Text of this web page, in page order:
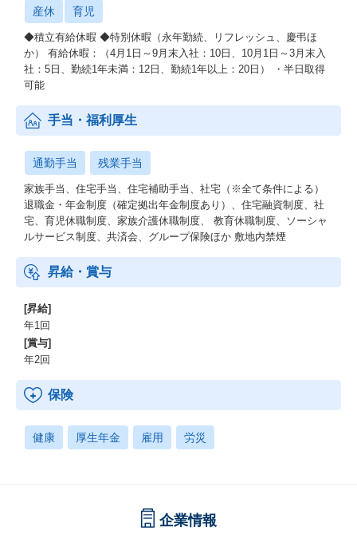
産休 育児
◆積立有給休暇 ◆特別休暇（永年勤続、リフレッシュ、慶弔ほ
か） 有給休暇：（4月1日～9月末入社：10日、10月1日～3月末入
社：5日、勤続1年未満：12日、勤続1年以上：20日） ・半日取得
可能
手当・福利厚生
通勤手当 残業手当
家族手当、住宅手当、住宅補助手当、社宅（※全て条件による）
退職金・年金制度（確定拠出年金制度あり）、住宅融資制度、社
宅、育児休職制度、家族介護休職制度、 教育休職制度、ソーシャ
ルサービス制度、共済会、グループ保険ほか 敷地内禁煙
昇給・賞与
[昇給]
年1回
[賞与]
年2回
保険
健康 厚生年金 雇用 労災
企業情報